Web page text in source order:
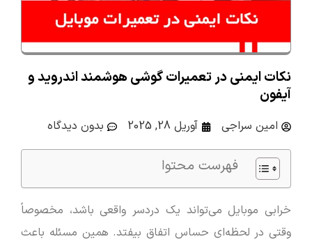
نکات ایمنی در تعمیرات گوشی هوشمند اندروید و
آیفون
امین سراجی آوریل 28, 2025 بدون دیدگاه
فهرست محتوا
خرابی موبایل می‌تواند یک دردسر واقعی باشد، مخصوصاً
وقتی در لحظه‌ای حساس اتفاق بیفتد. همین مسئله باعث